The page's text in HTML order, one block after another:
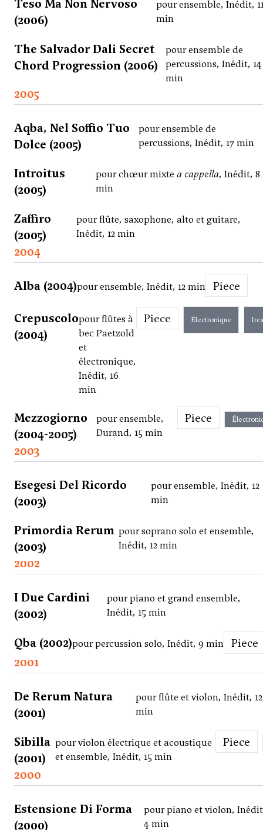
Teso Ma Non Nervoso
(2006)
pour ensemble, Inédit,
min
The Salvador Dali Secret
Chord Progression (2006)
pour ensemble de
percussions, Inédit, 14
min
2005
Aqba, Nel Soffio Tuo
Dolce (2005)
pour ensemble de
percussions, Inédit, 17 min
Introitus
(2005)
pour chœur mixte a cappella, Inédit, 8
min
Zaffiro
(2005)
pour flûte, saxophone, alto et guitare,
Inédit, 12 min
2004
Alba (2004)pour ensemble, Inédit, 12 min Piece
Crepuscolo
(2004)
pour flûtes à
bec Paetzold
et
électronique,
Inédit, 16
min
Piece Électronique
Mezzogiorno
(2004-2005)
pour ensemble,
Durand, 15 min
Piece
2003
Esegesi Del Ricordo
(2003)
pour ensemble, Inédit, 12
min
Primordia Rerum
(2003)
pour soprano solo et ensemble,
Inédit, 12 min
2002
I Due Cardini
(2002)
pour piano et grand ensemble,
Inédit, 15 min
Qba (2002)pour percussion solo, Inédit, 9 min
Piece
2001
De Rerum Natura
(2001)
pour flûte et violon, Inédit, 12
min
Sibilla
(2001)
pour violon électrique et acoustique
et ensemble, Inédit, 15 min
Piece
2000
Estensione Di Forma
(2000)
pour piano et violon,
4 min